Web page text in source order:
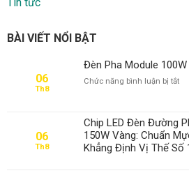
BÀI VIẾT NỔI BẬT
06
Th8
Đèn Pha Module
Chức năng bình luận bị tắtở
06
Th8
Chip LED Đèn Đường
150W Vàng: Chuẩn
Khẳng Định Vị Thế Số